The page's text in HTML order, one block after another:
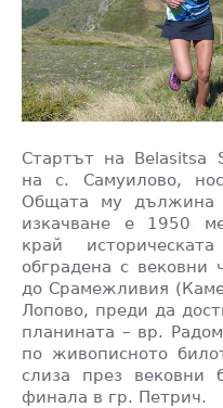
Стартът на Belasitsa
на с. Самуилово,
Общата му
изкачване е 1950
край
обградена с вековни
до Срамежливия
Лопово, преди да
планината – вр.
по живописното
слиза през вековни
финала в гр. Петрич.